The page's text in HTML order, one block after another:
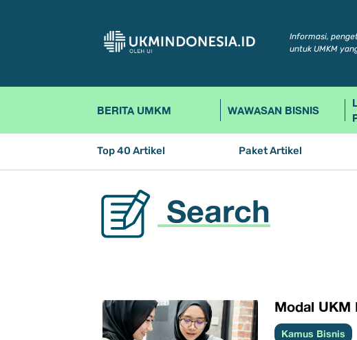
Informasi,
untuk UMKM
BERITA UMKM WAWASAN BISNIS
Top 40 Artikel Paket Artikel
Search
Modal UKM
Kamus Bisnis